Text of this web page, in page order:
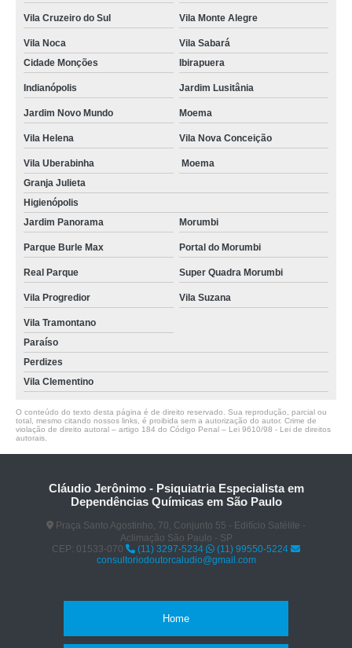
Vila Cruzeiro do Sul Vila Monte Alegre
Vila Noca
Vila Sabará
Cidade Monções
Ibirapuera
Indianópolis Jardim Lusitânia
Jardim Novo Mundo Moema
Vila Helena Vila Nova Conceição
Vila Uberabinha
Moema
Granja Julieta
Higienópolis
Jardim Panorama
Morumbi
Parque Burle Max Portal do Morumbi
Real Parque Super Quadra Morumbi
Vila Progredior Vila Suzana
Vila Tramontano
Paraíso
Perdizes
Vila Clementino
O conteúdo do texto desta página é de direito reservado. Sua reprodução, parcial ou
total, mesmo citando nossos links, é proibida sem a autorização do autor. Crime de
violação de direito autoral – artigo 184 do Código Penal – Lei 9610/98 - Lei de direitos
autorais
Cláudio Jerônimo - Psiquiatria Especialista em
Dependências Químicas em São Paulo
Praça Santo Agostinho, 70, Conjunto 55 - Edifício Satélite -
Aclimação São Paulo - SP
CEP: 01533-070
(11) 3297-5234
(11) 99550-5224
consultoriodoutorcaludio@gmail.com
Home